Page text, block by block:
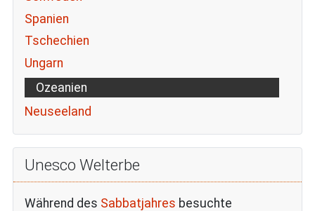
Spanien
Tschechien
Ungarn
Ozeanien
Neuseeland
Unesco Welterbe
Während des Sabbatjahres besuchte